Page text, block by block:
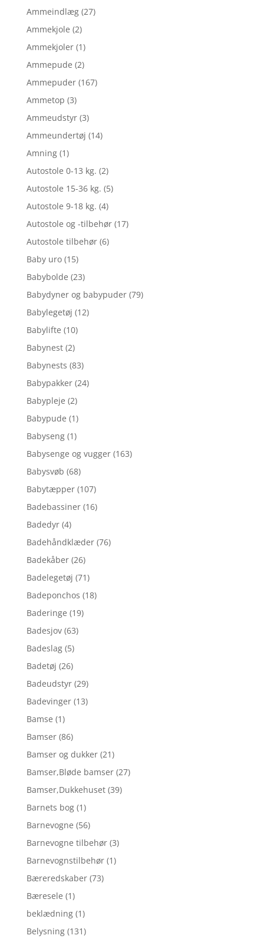
Ammeindlæg (27)
Ammekjole (2)
Ammekjoler (1)
Ammepude (2)
Ammepuder (167)
Ammetop (3)
Ammeudstyr (3)
Ammeundertøj (14)
Amning (1)
Autostole 0-13 kg. (2)
Autostole 15-36 kg. (5)
Autostole 9-18 kg. (4)
Autostole og -tilbehør (17)
Autostole tilbehør (6)
Baby uro (15)
Babybolde (23)
Babydyner og babypuder (79)
Babylegetøj (12)
Babylifte (10)
Babynest (2)
Babynests (83)
Babypakker (24)
Babypleje (2)
Babypude (1)
Babyseng (1)
Babysenge og vugger (163)
Babysvøb (68)
Babytæpper (107)
Badebassiner (16)
Badedyr (4)
Badehåndklæder (76)
Badekåber (26)
Badelegetøj (71)
Badeponchos (18)
Baderinge (19)
Badesjov (63)
Badeslag (5)
Badetøj (26)
Badeudstyr (29)
Badevinger (13)
Bamse (1)
Bamser (86)
Bamser og dukker (21)
Bamser,Bløde bamser (27)
Bamser,Dukkehuset (39)
Barnets bog (1)
Barnevogne (56)
Barnevogne tilbehør (3)
Barnevognstilbehør (1)
Bæreredskaber (73)
Bæresele (1)
beklædning (1)
Belysning (131)